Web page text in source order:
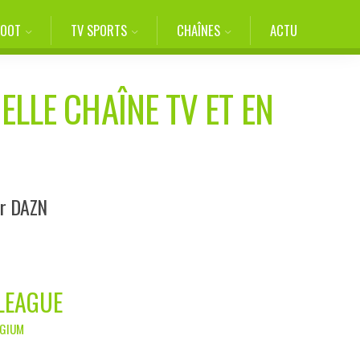
TV SPORTS CHAÎNES ACTU
CHAÎNE TV ET EN